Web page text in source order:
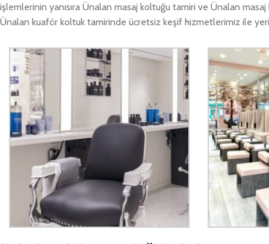
işlemlerinin yanısıra Ünalan masaj koltuğu tamiri ve Ünalan
Ünalan kuaför koltuk tamirinde ücretsiz keşif hizmetlerimiz ile